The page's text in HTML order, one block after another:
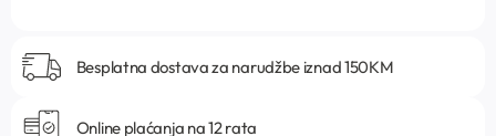
Besplatna dostava za narudžbe iznad 150KM
Online plaćanja na 12 rata